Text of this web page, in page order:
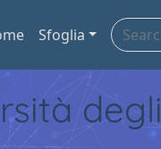
Sfoglia